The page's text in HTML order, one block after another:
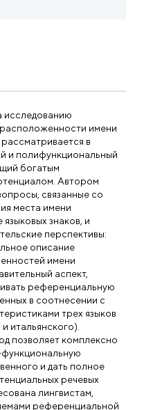
имени
в
и полифункциональный
богатым
Автором
связанные со
места имени
знаков, и
перспективы:
описание
имени
аспект,
референциальную
в соотнесении с
трех языков
итальянского).
позволяет комплексно
функциональную
и дать полное
речевых
лингвистам,
референциальной